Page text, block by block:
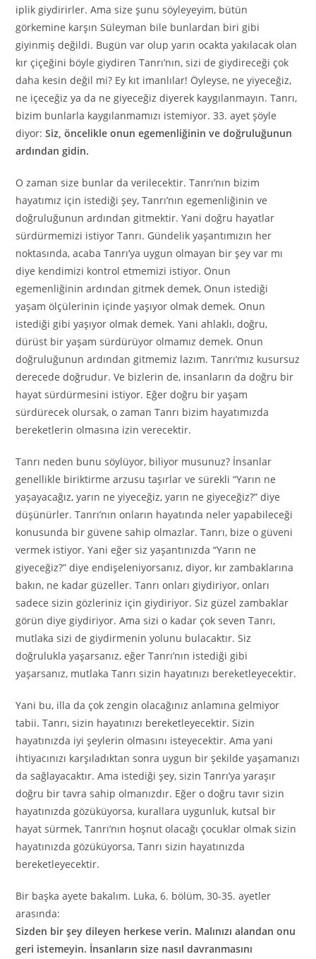
iplik giydirirler. Ama size şunu söyleyeyim, bütün
görkemine karşın Süleyman bile bunlardan biri gibi
giyinmiş değildi. Bugün var olup yarın ocakta yakılacak olan
kır çiçeğini böyle giydiren Tanrı’nın, sizi de giydireceği çok
daha kesin değil mi? Ey kıt imanlılar! Öyleyse, ne yiyeceğiz,
ne içeceğiz ya da ne giyeceğiz diyerek kaygılanmayın. Tanrı,
bizim bunlarla kaygılanmamızı istemiyor. 33. ayet şöyle
diyor:Siz, öncelikle onun egemenliğinin ve doğruluğunun
ardından gidin.
O zaman size bunlar da verilecektir. Tanrı’nın bizim
hayatımız için istediği şey, Tanrı’nın egemenliğinin ve
doğruluğunun ardından gitmektir. Yani doğru hayatlar
sürdürmemizi istiyor Tanrı. Gündelik yaşantımızın her
noktasında, acaba Tanrı’ya uygun olmayan bir şey var mı
diye kendimizi kontrol etmemizi istiyor. Onun
egemenliğinin ardından gitmek demek, Onun istediği
yaşam ölçülerinin içinde yaşıyor olmak demek. Onun
istediği gibi yaşıyor olmak demek. Yani ahlaklı, doğru,
dürüst bir yaşam sürdürüyor olmamız demek. Onun
doğruluğunun ardından gitmemiz lazım. Tanrı’mız kusursuz
derecede doğrudur. Ve bizlerin de, insanların da doğru bir
hayat sürdürmesini istiyor. Eğer doğru bir yaşam
sürdürecek olursak, o zaman Tanrı bizim hayatımızda
bereketlerin olmasına izin verecektir.
Tanrı neden bunu söylüyor, biliyor musunuz? İnsanlar
genellikle biriktirme arzusu taşırlar ve sürekli “Yarın ne
yaşayacağız, yarın ne yiyeceğiz, yarın ne giyeceğiz?” diye
düşünürler. Tanrı’nın onların hayatında neler yapabileceği
konusunda bir güvene sahip olmazlar. Tanrı, bize o güveni
vermek istiyor. Yani eğer siz yaşantınızda “Yarın ne
giyeceğiz?” diye endişeleniyorsanız, diyor, kır zambaklarına
bakın, ne kadar güzeller. Tanrı onları giydiriyor, onları
sadece sizin gözleriniz için giydiriyor. Siz güzel zambaklar
görün diye giydiriyor. Ama sizi o kadar çok seven Tanrı,
mutlaka sizi de giydirmenin yolunu bulacaktır. Siz
doğrulukla yaşarsanız, eğer Tanrı’nın istediği gibi
yaşarsanız, mutlaka Tanrı sizin hayatınızı bereketleyecektir.
Yani bu, illa da çok zengin olacağınız anlamına gelmiyor
tabii. Tanrı, sizin hayatınızı bereketleyecektir. Sizin
hayatınızda iyi şeylerin olmasını isteyecektir. Ama yani
ihtiyacınızı karşıladıktan sonra uygun bir şekilde yaşamanızı
da sağlayacaktır. Ama istediği şey, sizin Tanrı’ya yaraşır
doğru bir tavra sahip olmanızdır. Eğer o doğru tavır sizin
hayatınızda gözüküyorsa, kurallara uygunluk, kutsal bir
hayat sürmek, Tanrı’nın hoşnut olacağı çocuklar olmak sizin
hayatınızda gözüküyorsa, Tanrı sizin hayatınızda
bereketleyecektir.
Bir başka ayete bakalım. Luka, 6. bölüm, 30-35. ayetler
arasında:
Sizden bir şey dileyen herkese verin. Malınızı alandan onu
geri istemeyin. İnsanların size nasıl davranmasını